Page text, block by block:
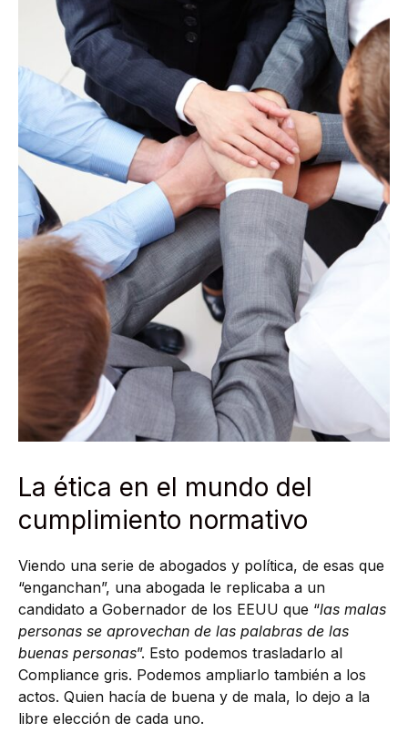
La ética en el mundo del
cumplimiento normativo
Viendo una serie de abogados y política, de esas que
“enganchan”, una abogada le replicaba a un
candidato a Gobernador de los EEUU que “las malas
personas se aprovechan de las palabras de las
buenas personas”. Esto podemos trasladarlo al
Compliance gris. Podemos ampliarlo también a los
actos. Quien hacía de buena y de mala, lo dejo a la
libre elección de cada uno.